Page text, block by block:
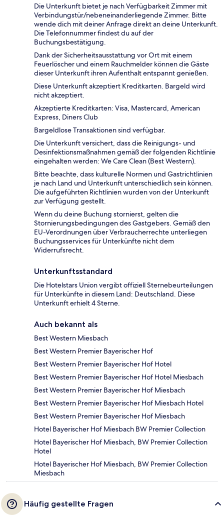
Die Unterkunft bietet je nach Verfügbarkeit Zimmer mit
Verbindungstür/nebeneinanderliegende Zimmer. Bitte
wende dich mit deiner Anfrage direkt an deine Unterkunft.
Die Telefonnummer findest du auf der
Buchungsbestätigung.
Dank der Sicherheitsausstattung vor Ort mit einem
Feuerlöscher und einem Rauchmelder können die Gäste
dieser Unterkunft ihren Aufenthalt entspannt genießen.
Diese Unterkunft akzeptiert Kreditkarten. Bargeld wird
nicht akzeptiert.
Akzeptierte Kreditkarten: Visa, Mastercard, American
Express, Diners Club
Bargeldlose Transaktionen sind verfügbar.
Die Unterkunft versichert, dass die Reinigungs- und
Desinfektionsmaßnahmen gemäß der folgenden Richtlinie
eingehalten werden: We Care Clean (Best Western).
Bitte beachte, dass kulturelle Normen und Gastrichtlinien
je nach Land und Unterkunft unterschiedlich sein können.
Die aufgeführten Richtlinien wurden von der Unterkunft
zur Verfügung gestellt.
Wenn du deine Buchung stornierst, gelten die
Stornierungsbedingungen des Gastgebers. Gemäß den
EU-Verordnungen über Verbraucherrechte unterliegen
Buchungsservices für Unterkünfte nicht dem
Widerrufsrecht.
Unterkunftsstandard
Die Hotelstars Union vergibt offiziell Sternebeurteilungen
für Unterkünfte in diesem Land: Deutschland. Diese
Unterkunft erhielt 4 Sterne.
Auch bekannt als
Best Western Miesbach
Best Western Premier Bayerischer Hof
Best Western Premier Bayerischer Hof Hotel
Best Western Premier Bayerischer Hof Hotel Miesbach
Best Western Premier Bayerischer Hof Miesbach
Best Western Premier Bayerischer Hof Miesbach Hotel
Best Western Premier Bayerischer Hof Miesbach
Hotel Bayerischer Hof Miesbach BW Premier Collection
Hotel Bayerischer Hof Miesbach, BW Premier Collection
Hotel
Hotel Bayerischer Hof Miesbach, BW Premier Collection
Miesbach
Häufig gestellte Fragen